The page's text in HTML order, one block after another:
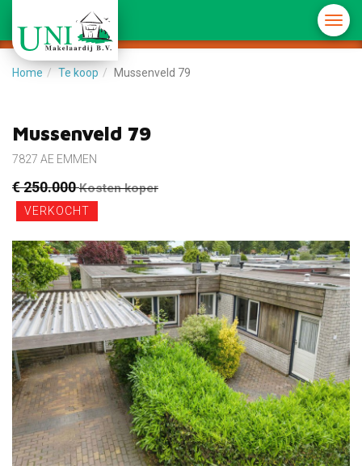
Menu
in-/
Home Te koop Mussenveld 79
Mussenveld 79
7827 AE EMMEN
€ 250.000Kosten koper
VERKOCHT